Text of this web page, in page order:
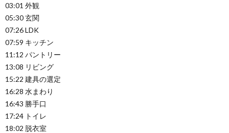
03:01 外観
05:30 玄関
07:26 LDK
07:59 キッチン
11:12 パントリー
13:08 リビング
15:22 建具の選定
16:28 水まわり
16:43 勝手口
17:24 トイレ
18:02 脱衣室